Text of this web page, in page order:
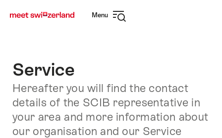
navigation
Menu
Service
Hereafter you will find the contact
details of the SCIB representative in
your area and more information about
our organisation and our Service